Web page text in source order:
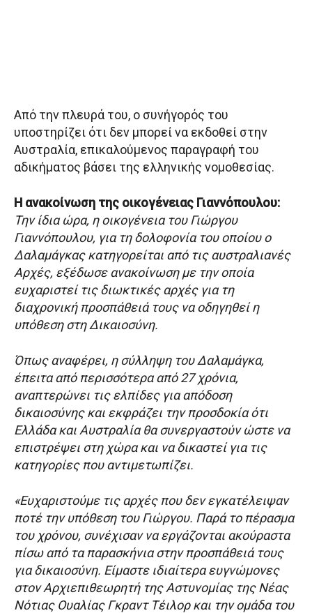
Από την πλευρά του, ο συνήγορός του
υποστηρίζει ότι δεν μπορεί να εκδοθεί στην
Αυστραλία, επικαλούμενος παραγραφή του
αδικήματος βάσει της ελληνικής νομοθεσίας.
Η ανακοίνωση της οικογένειας Γιαννόπουλου:
Την ίδια ώρα, η οικογένεια του Γιώργου
Γιαννόπουλου, για τη δολοφονία του οποίου ο
Δαλαμάγκας κατηγορείται από τις αυστραλιανές
Αρχές, εξέδωσε ανακοίνωση με την οποία
ευχαριστεί τις διωκτικές αρχές για τη
διαχρονική προσπάθειά τους να οδηγηθεί η
υπόθεση στη Δικαιοσύνη.
Όπως αναφέρει, η σύλληψη του Δαλαμάγκα,
έπειτα από περισσότερα από 27 χρόνια,
αναπτερώνει τις ελπίδες για απόδοση
δικαιοσύνης και εκφράζει την προσδοκία ότι
Ελλάδα και Αυστραλία θα συνεργαστούν ώστε να
επιστρέψει στη χώρα και να δικαστεί για τις
κατηγορίες που αντιμετωπίζει.
«Ευχαριστούμε τις αρχές που δεν εγκατέλειψαν
ποτέ την υπόθεση του Γιώργου. Παρά το πέρασμα
του χρόνου, συνέχισαν να εργάζονται ακούραστα
πίσω από τα παρασκήνια στην προσπάθειά τους
για δικαιοσύνη. Είμαστε ιδιαίτερα ευγνώμονες
στον Αρχιεπιθεωρητή της Αστυνομίας της Νέας
Νότιας Ουαλίας Γκραντ Τέιλορ και την ομάδα του